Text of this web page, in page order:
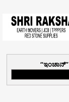
ಇಂಚಾನ್